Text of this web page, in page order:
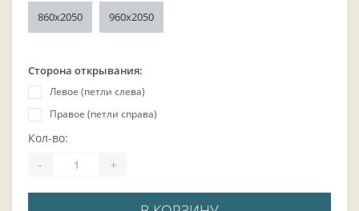
860x2050 960x2050
Сторона открывания:
Левое (петли слева)
Правое (петли справа)
Кол-во:
- +